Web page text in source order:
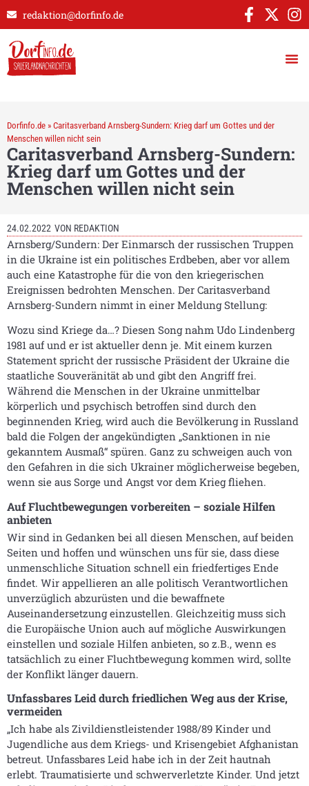
redaktion@dorfinfo.de
Dorfinfo.de » Caritasverband Arnsberg-Sundern: Krieg darf um Gottes und der
Menschen willen nicht sein
Caritasverband Arnsberg-Sundern:
Krieg darf um Gottes und der
Menschen willen nicht sein
24.02.2022 VON REDAKTION
Arnsberg/Sundern: Der Einmarsch der russischen Truppen
in die Ukraine ist ein politisches Erdbeben, aber vor allem
auch eine Katastrophe für die von den kriegerischen
Ereignissen bedrohten Menschen. Der Caritasverband
Arnsberg-Sundern nimmt in einer Meldung Stellung:
Wozu sind Kriege da…? Diesen Song nahm Udo Lindenberg
1981 auf und er ist aktueller denn je. Mit einem kurzen
Statement spricht der russische Präsident der Ukraine die
staatliche Souveränität ab und gibt den Angriff frei.
Während die Menschen in der Ukraine unmittelbar
körperlich und psychisch betroffen sind durch den
beginnenden Krieg, wird auch die Bevölkerung in Russland
bald die Folgen der angekündigten „Sanktionen in nie
gekanntem Ausmaß“ spüren. Ganz zu schweigen auch von
den Gefahren in die sich Ukrainer möglicherweise begeben,
wenn sie aus Sorge und Angst vor dem Krieg fliehen.
Auf Fluchtbewegungen vorbereiten – soziale Hilfen
anbieten
Wir sind in Gedanken bei all diesen Menschen, auf beiden
Seiten und hoffen und wünschen uns für sie, dass diese
unmenschliche Situation schnell ein friedfertiges Ende
findet. Wir appellieren an alle politisch Verantwortlichen
unverzüglich abzurüsten und die bewaffnete
Auseinandersetzung einzustellen. Gleichzeitig muss sich
die Europäische Union auch auf mögliche Auswirkungen
einstellen und soziale Hilfen anbieten, so z.B., wenn es
tatsächlich zu einer Fluchtbewegung kommen wird, sollte
der Konflikt länger dauern.
Unfassbares Leid durch friedlichen Weg aus der Krise,
vermeiden
„Ich habe als Zivildienstleistender 1988/89 Kinder und
Jugendliche aus dem Kriegs- und Krisengebiet Afghanistan
betreut. Unfassbares Leid habe ich in der Zeit hautnah
erlebt. Traumatisierte und schwerverletzte Kinder. Und jetzt